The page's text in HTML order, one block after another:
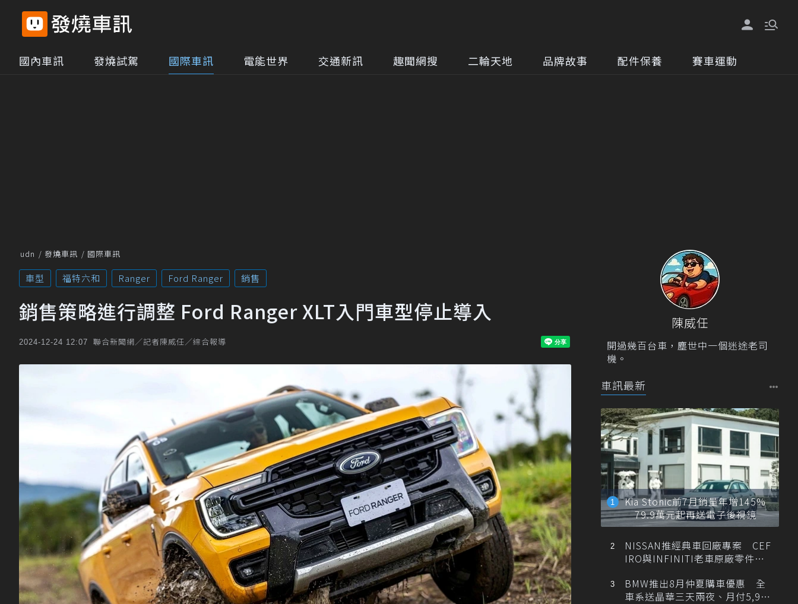
國內車訊 發燒試駕 國際車訊 電能世界 交通新訊 趣聞網搜 二輪天地 品牌故事 配件保養 賽車運動
udn 發燒車訊 國際車訊
車型 福特六和 Ranger Ford Ranger 銷售
銷售策略進行調整 Ford Ranger XLT入門車型停止導入
2024-12-24 12:07 聯合新聞網／記者陳威任／綜合報導
陳威任
開過幾百台車，塵世中一個迷途老司
機。
車訊最新
Kia Stonic前7月銷量年增145%
79.9萬元起再送電子後視鏡
NISSAN推經典車回廠專案 CEF
IRO與INFINITI老車原廠零件最
BMW推出8月仲夏購車優惠 全
車系送晶華三天兩夜、月付5,900